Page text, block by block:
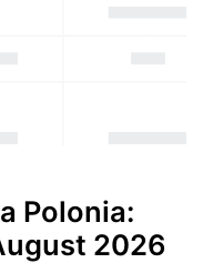
Polonia:
2026